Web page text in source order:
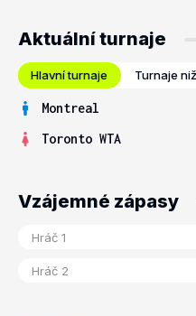
Aktuální turnaje
Hlavní turnaje Turnaje
Montreal
Toronto WTA
Vzájemné zápasy